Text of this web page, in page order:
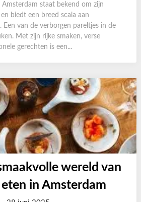
staat bekend om zijn
biedt een breed scala aan
Een van de verborgen pareltjes in de
Met zijn rijke smaken, verse
gerechten is een...
wereld van
eten in Amsterdam